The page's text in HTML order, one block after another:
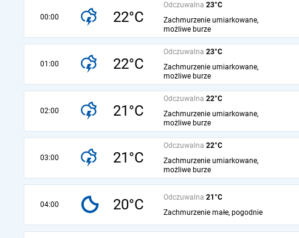
00:00 22°C
Odczuwalna 23°C
Zachmurzenie umiarkowane,
możliwe burze
01:00 22°C
Odczuwalna 23°C
Zachmurzenie umiarkowane,
możliwe burze
02:00 21°C
Odczuwalna 22°C
Zachmurzenie umiarkowane,
możliwe burze
03:00 21°C
Odczuwalna 22°C
Zachmurzenie umiarkowane,
możliwe burze
04:00 20°C Odczuwalna 21°C
Zachmurzenie małe, pogodnie